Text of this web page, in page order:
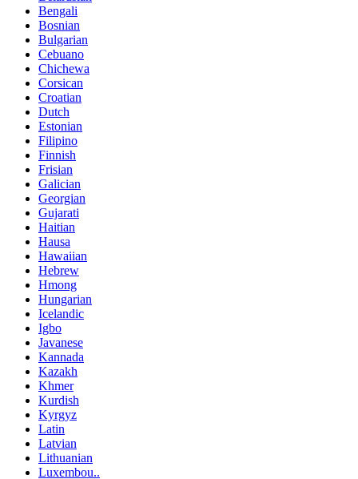
Bengali
Bosnian
Bulgarian
Cebuano
Chichewa
Corsican
Croatian
Dutch
Estonian
Filipino
Finnish
Frisian
Galician
Georgian
Gujarati
Haitian
Hausa
Hawaiian
Hebrew
Hmong
Hungarian
Icelandic
Igbo
Javanese
Kannada
Kazakh
Khmer
Kurdish
Kyrgyz
Latin
Latvian
Lithuanian
Luxembou..